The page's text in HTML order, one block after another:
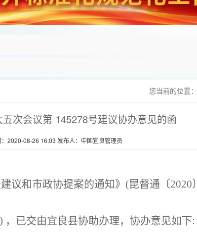
您当前的位置：
次会议第 145278号建议协办意见的函
2020-08-26 16:03 发布人：中国宜良管理员
议和市政协提案的通知》 (昆督通〔2020〕
) ，已交由宜良县协助办理，协办意见如下: